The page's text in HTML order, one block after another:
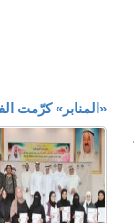
«المنابر» كرّمت